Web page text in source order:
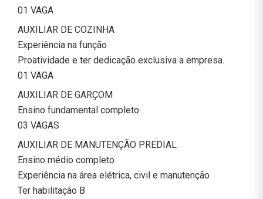
01 VAGA
AUXILIAR DE COZINHA
Experiência na função
Proatividade e ter dedicação exclusiva a empresa.
01 VAGA
AUXILIAR DE GARÇOM
Ensino fundamental completo
03 VAGAS
AUXILIAR DE MANUTENÇÃO PREDIAL
Ensino médio completo
Experiência na área elétrica, civil e manutenção
Ter habilitação B